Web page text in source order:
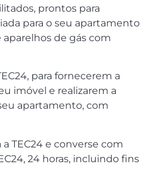
prontos para
para o seu apartamento
de gás com
para fornecerem a
imóvel e realizarem a
apartamento, com
TEC24 e converse com
24 horas, incluindo fins